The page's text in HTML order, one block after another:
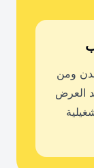
ومن
العرض